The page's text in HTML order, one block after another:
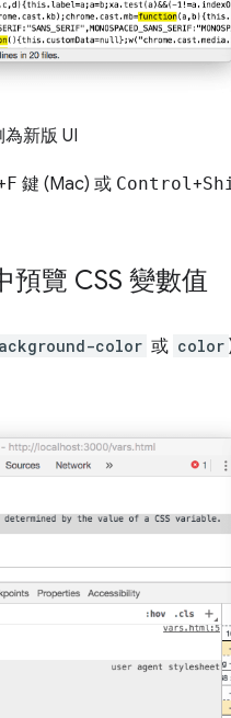
新版 UI
F 鍵 (Mac) 或 Control +
預覽 CSS 變數值
color 或 color